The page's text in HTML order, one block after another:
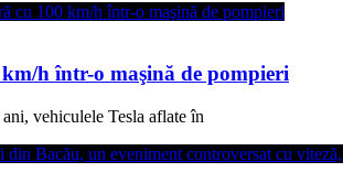
h într-o maşină de pompieri
vehiculele Tesla aflate în